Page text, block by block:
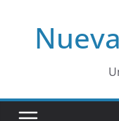
content